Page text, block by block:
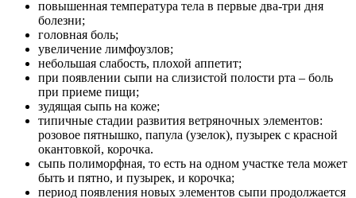
повышенная температура тела в первые два-три дня
болезни;
головная боль;
увеличение лимфоузлов;
небольшая слабость, плохой аппетит;
при появлении сыпи на слизистой полости рта – боль
при приеме пищи;
зудящая сыпь на коже;
типичные стадии развития ветряночных элементов:
розовое пятнышко, папула (узелок), пузырек с красной
окантовкой, корочка.
сыпь полиморфная, то есть на одном участке тела может
быть и пятно, и пузырек, и корочка;
период появления новых элементов сыпи продолжается